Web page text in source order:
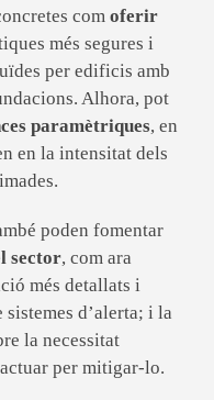
com oferir
més segures i
per edificis amb
Alhora, pot
paramètriques, en
en la intensitat dels
poden fomentar
sector, com ara
més detallats i
d’alerta; i la
la necessitat
per mitigar-lo.